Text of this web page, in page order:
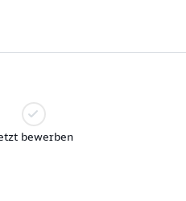
bewerben